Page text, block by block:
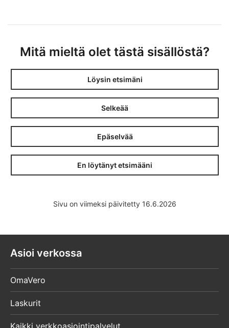
polttoaineista, täyttöohje
Mitä mieltä olet tästä sisällöstä?
Löysin etsimäni
Selkeää
Epäselvää
En löytänyt etsimääni
Sivu on viimeksi päivitetty 16.6.2026
Asioi verkossa
OmaVero
Laskurit
Kaikki verkkoasiointipalvelut